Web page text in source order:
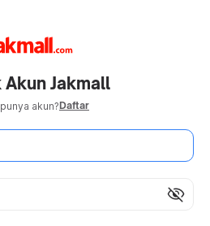
Akun Jakmall
akun?Daftar
visibility_off